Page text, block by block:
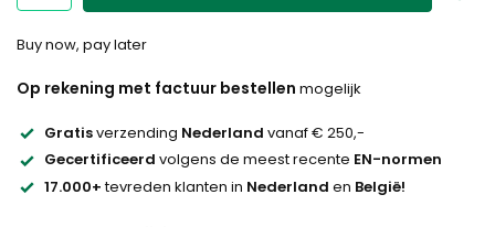
Buy now, pay later
Op rekening met factuur bestellen mogelijk
Gratisverzending Nederland vanaf € 250,-
Gecertificeerd volgens de meest recente EN-normen
17.000+tevreden klanten in Nederland en België!